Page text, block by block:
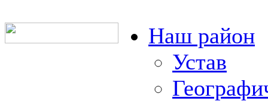
Наш район
Устав